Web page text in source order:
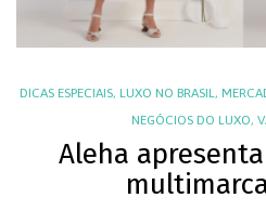
DICAS ESPECIAIS, LUXO NO BRASIL,
NEGÓCIOS DO LUXO,
Aleha